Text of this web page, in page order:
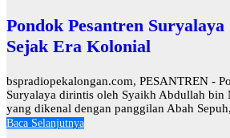
Pondok Pesantren
Sejak Era Kolonial
bspradiopekalongan.com, PESANTREN -
Suryalaya dirintis oleh Syaikh Abdullah bin
yang dikenal dengan panggilan Abah
Baca Selanjutnya